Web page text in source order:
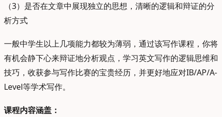
（3）是否在文章中展现独立的思想，清晰的逻辑和辩证的分
析方式
一般中学生以上几项能力都较为薄弱，通过该写作课程，你将
有机会静下心来辩证地分析观点，学习英文写作的逻辑思维和
技巧，收获参与写作比赛的宝贵经历，并更好地应对IB/AP/A-
Level等学术写作。
课程内容涵盖：